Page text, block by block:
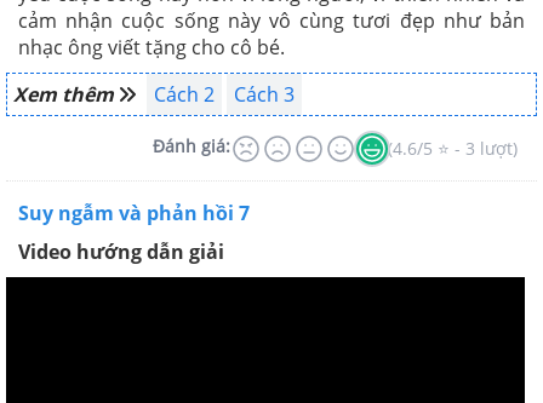
cảm nhận cuộc sống này vô cùng tươi đẹp như bản
nhạc ông viết tặng cho cô bé.
Xem thêm
Cách 2 Cách 3
Đánh giá: (4.6/5 ⭐ - 3 lượt)
Suy ngẫm và phản hồi 7
Video hướng dẫn giải